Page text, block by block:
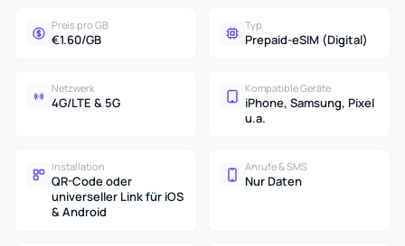
Preis pro GB
€1.60/GB
Typ
Prepaid-eSIM (Digital)
Netzwerk
4G/LTE & 5G
Kompatible Geräte
iPhone, Samsung, Pixel
u.a.
Installation
QR-Code oder
universeller Link für iOS
& Android
Anrufe & SMS
Nur Daten